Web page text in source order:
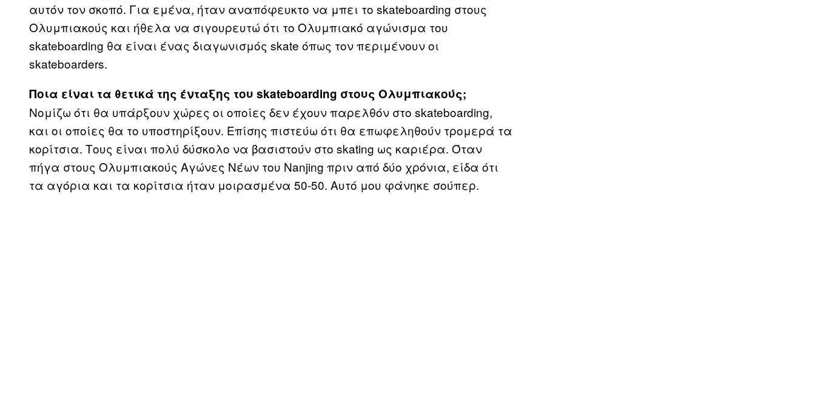
αυτόν τον σκοπό. Για εμένα, ήταν αναπόφευκτο να μπει το skateboarding στους
Ολυμπιακούς και ήθελα να σιγουρευτώ ότι το Ολυμπιακό αγώνισμα του
skateboarding θα είναι ένας διαγωνισμός skate όπως τον περιμένουν οι
skateboarders.
Ποια είναι τα θετικά της ένταξης του skateboarding στους Ολυμπιακούς;
Νομίζω ότι θα υπάρξουν χώρες οι οποίες δεν έχουν παρελθόν στο skateboarding,
και οι οποίες θα το υποστηρίξουν. Επίσης πιστεύω ότι θα επωφεληθούν τρομερά τα
κορίτσια. Τους είναι πολύ δύσκολο να βασιστούν στο skating ως καριέρα. Όταν
πήγα στους Ολυμπιακούς Αγώνες Νέων του Nanjing πριν από δύο χρόνια, είδα ότι
τα αγόρια και τα κορίτσια ήταν μοιρασμένα 50-50. Αυτό μου φάνηκε σούπερ.